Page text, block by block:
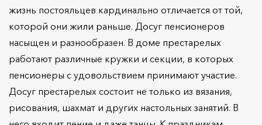
жизнь постояльцев кардинально отличается от той,
которой они жили раньше. Досуг пенсионеров
насыщен и разнообразен. В доме престарелых
работают различные кружки и секции, в которых
пенсионеры с удовольствием принимают участие.
Досуг престарелых состоит не только из вязания,
рисования, шахмат и других настольных занятий. В